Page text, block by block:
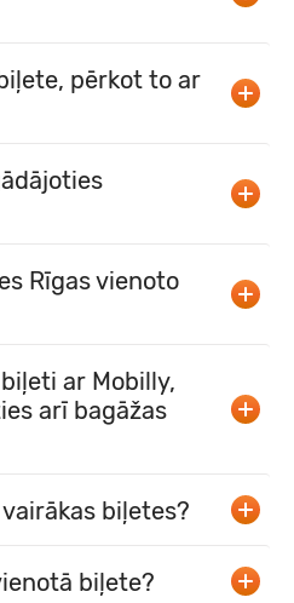
pērkot to ar
Rīgas vienoto
ar Mobilly,
arī bagāžas
biļetes?
biļete?